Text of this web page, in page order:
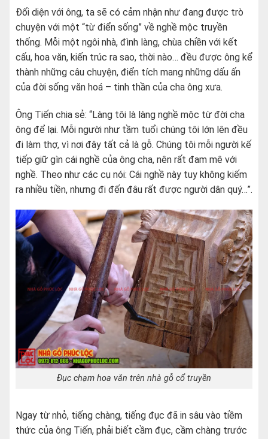
Đối diện với ông, ta sẽ có cảm nhận như đang được trò
chuyện với một “từ điển sống” về nghề mộc truyền
thống. Mỗi một ngôi nhà, đình làng, chùa chiền với kết
cấu, hoa văn, kiến trúc ra sao, thời nào… đều được ông kể
thành những câu chuyện, điển tích mang những dấu ấn
của đời sống văn hoá – tinh thần của cha ông xưa.
Ông Tiến chia sẻ: “Làng tôi là làng nghề mộc từ đời cha
ông để lại. Mỗi người như tầm tuổi chúng tôi lớn lên đều
đi làm thợ, vì nơi đây tất cả là gỗ. Chúng tôi mỗi người kế
tiếp giữ gìn cái nghề của ông cha, nên rất đam mê với
nghề. Theo như các cụ nói: Cái nghề này tuy không kiếm
ra nhiều tiền, nhưng đi đến đâu rất được người dân quý…”.
Đục chạm hoa văn trên nhà gỗ cổ truyền
Ngay từ nhỏ, tiếng chàng, tiếng đục đã in sâu vào tiềm
thức của ông Tiến, phải biết cầm đục, cầm chàng trước